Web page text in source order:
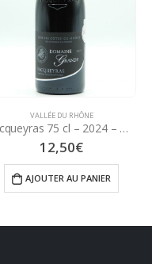
VALLÉE DU RHÔNE
Vacqueyras 75 cl – 2024 – Domaine Grandy
12,50€
AJOUTER AU PANIER